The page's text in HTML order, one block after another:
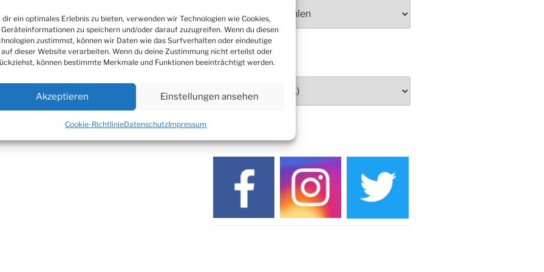
dir ein optimales Erlebnis zu bieten, verwenden wir Technologien wie Cookies,
zu speichern und/oder darauf zuzugreifen. Wenn du diesen
zustimmst, können wir Daten wie das Surfverhalten oder eindeutige
auf dieser Website verarbeiten. Wenn du deine Zustimmung nicht erteilst oder
können bestimmte Merkmale und Funktionen beeinträchtigt werden.
Akzeptieren Einstellungen ansehen
Cookie-RichtlinieDatenschutzImpressum
10.12.
Bielstein
19. u. 20.12.
Weihnachtsmarkt rund um die
Burg
ARCHIV